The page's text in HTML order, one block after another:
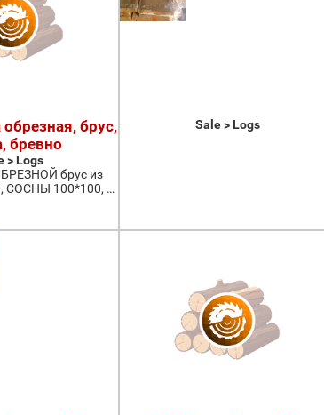
брус,
бревно
> Logs
брус из
100*100, …
Sale > Logs